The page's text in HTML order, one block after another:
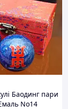
Баодинг пари
No14